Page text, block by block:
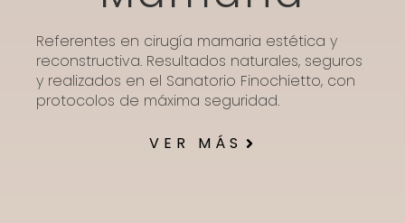
Referentes en cirugía mamaria estética y
reconstructiva. Resultados naturales, seguros
y realizados en el Sanatorio Finochietto, con
protocolos de máxima seguridad.
VER MÁS